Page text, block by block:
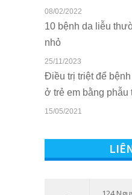
08/02/2022
10 bệnh da liễu
nhỏ
25/11/2023
Điều trị triệt để
ở trẻ em bằng phẫu
15/05/2021
BHYT tại Bệnh viện
Nhi Hải Phòng
Tham vấn – Trị liệu